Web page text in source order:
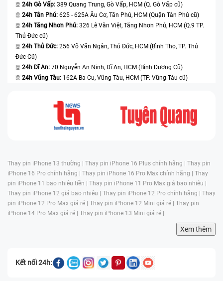
24h Gò Vấp: 389 Quang Trung, Gò Vấp, HCM (Q. Gò Vấp cũ)
24h Tân Phú: 625 - 625A Âu Cơ, Tân Phú, HCM (Quận Tân Phú cũ)
24h Tăng Nhơn Phú: 326 Lê Văn Việt, Tăng Nhơn Phú, HCM (Q.9 TP.
Thủ Đức cũ)
24h Thủ Đức: 256 Võ Văn Ngân, Thủ Đức, HCM (Bình Thọ, TP. Thủ
Đức Cũ)
24h Dĩ An: 70 Nguyễn An Ninh, Dĩ An, HCM (Bình Dương Cũ)
24h Vũng Tàu: 162A Ba Cu, Vũng Tàu, HCM (TP. Vũng Tàu cũ)
Thay pin iPhone 13 thường | Thay pin iPhone 16 Plus chính hãng | Thay pin
iPhone 16 Pro chính hãng | Thay pin iPhone 16 Pro Max chính hãng | Thay
pin iPhone 11 bao nhiêu tiền | Thay pin iPhone 11 Pro Max giá bao nhiêu |
Thay pin iPhone 12 giá bao nhiêu | Thay pin iPhone 12 Pro chính hãng | Thay
pin iPhone 12 Pro Max giá rẻ | Thay pin iPhone 12 Mini giá rẻ | Thay pin
iPhone 14 Pro Max giá rẻ | Thay pin iPhone 13 Mini giá rẻ |
Xem thêm
Kết nối 24h: